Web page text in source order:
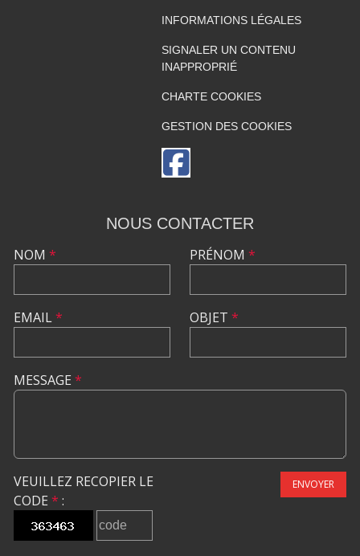
INFORMATIONS LÉGALES
SIGNALER UN CONTENU
INAPPROPRIÉ
CHARTE COOKIES
GESTION DES COOKIES
NOUS CONTACTER
NOM *
EMAIL*
PRÉNOM *
OBJET *
MESSAGE *
VEUILLEZ RECOPIER LE
CODE * :
ENVOYER